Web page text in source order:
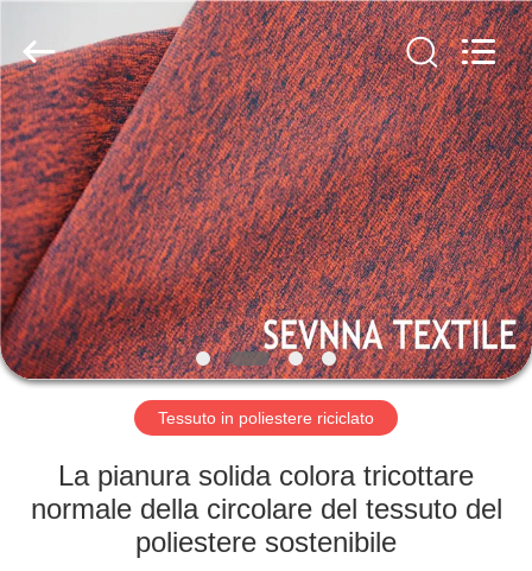
CASA
PRODOTTI
MOSTRA
VR
CIRCA
GIRO
TEXTILE.
All
Rights
Reserved.
Tessuto in poliestere riciclato
La pianura solida colora tricottare
normale della circolare del tessuto del
poliestere sostenibile